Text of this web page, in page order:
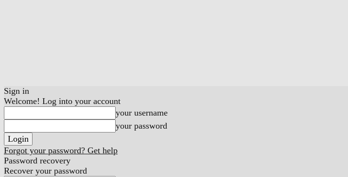
Sign in
Welcome! Log into your account
your username
your password
Forgot your password? Get help
Password recovery
Recover your password